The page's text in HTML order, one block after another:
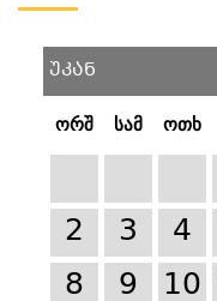
უკან
ორშ სამ ოთხ
2
3 4
8
9 10